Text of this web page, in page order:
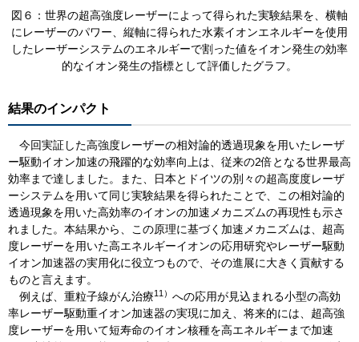
​図６：世界の超高強度レーザーによって得られた実験結果を、横軸
にレーザーのパワー、縦軸に得られた水素イオンエネルギーを使用
したレーザーシステムのエネルギーで割った値をイオン発生の効率
的なイオン発生の指標として評価したグラフ。
結果のインパクト
今回実証した高強度レーザーの相対論的透過現象を用いたレーザ
ー駆動イオン加速の飛躍的な効率向上は、従来の2倍となる世界最高
効率まで達しました。また、日本とドイツの別々の超高度度レーザ
ーシステムを用いて同じ実験結果を得られたことで、この相対論的
透過現象を用いた高効率のイオンの加速メカニズムの再現性も示さ
れました。本結果から、この原理に基づく加速メカニズムは、超高
度レーザーを用いた高エネルギーイオンの応用研究やレーザー駆動
イオン加速器の実用化に役立つもので、その進展に大きく貢献する
ものと言えます。
例えば、重粒子線がん治療11） への応用が見込まれる小型の高効
率レーザー駆動重イオン加速器の実現に加え、将来的には、超高強
度レーザーを用いて短寿命のイオン核種を高エネルギーまで加速